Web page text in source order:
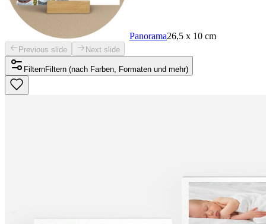
Panorama26,5 x 10 cm
Previous slide Next slide
FilternFiltern (nach Farben, Formaten und mehr)